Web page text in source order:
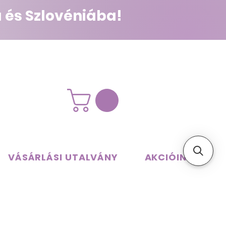
Szlovéniába!
VÁSÁRLÁSI UTALVÁNY AKCIÓINK